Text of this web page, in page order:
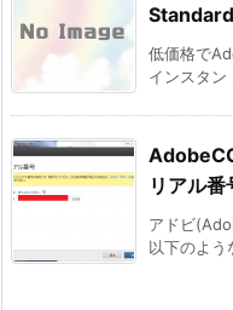
低価格で
インスタン
リアル
アドビ
以下のよう